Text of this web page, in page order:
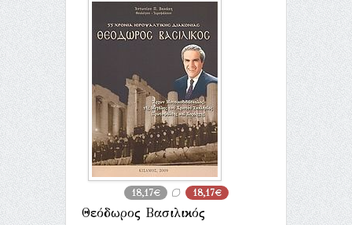
18,17€ 18,17€
Θεόδωρος Βασιλικός